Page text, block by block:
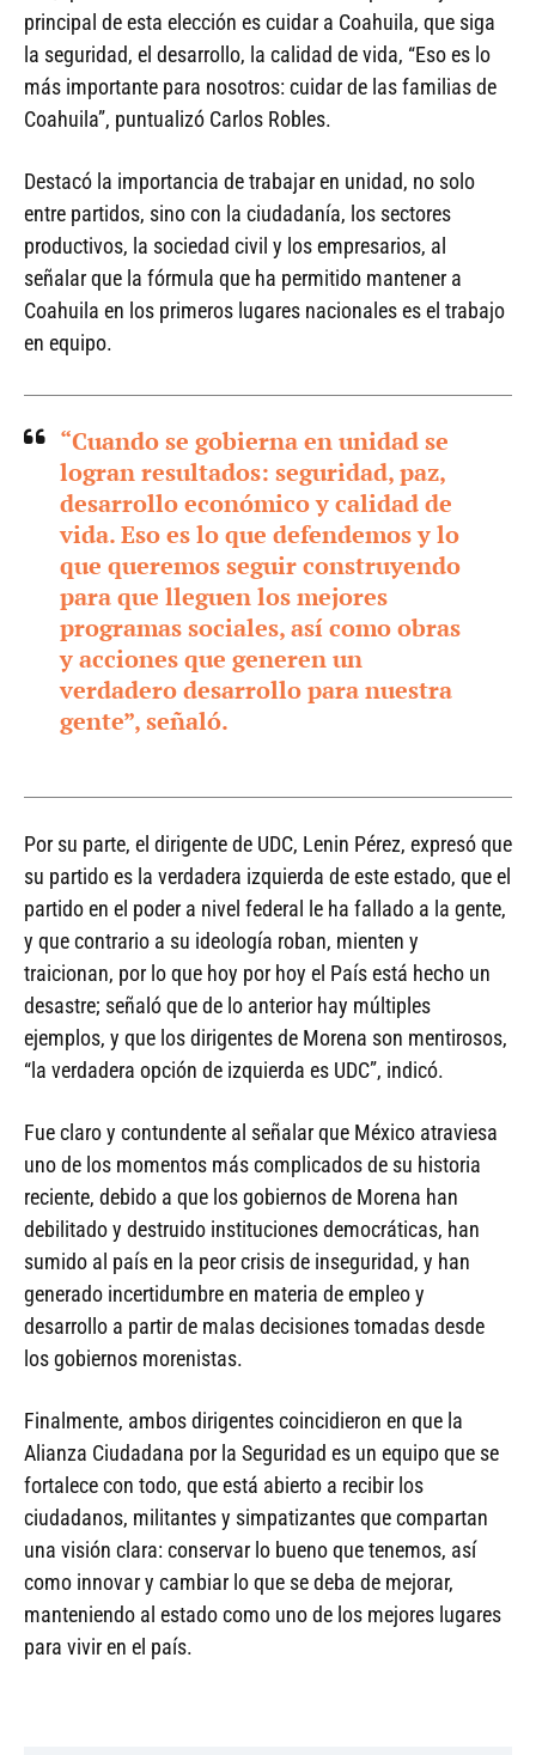
principal de esta elección es cuidar a Coahuila, que siga
la seguridad, el desarrollo, la calidad de vida, “Eso es lo
más importante para nosotros: cuidar de las familias de
Coahuila”, puntualizó Carlos Robles.
Destacó la importancia de trabajar en unidad, no solo
entre partidos, sino con la ciudadanía, los sectores
productivos, la sociedad civil y los empresarios, al
señalar que la fórmula que ha permitido mantener a
Coahuila en los primeros lugares nacionales es el trabajo
en equipo.
“Cuando se gobierna en unidad se
logran resultados: seguridad, paz,
desarrollo económico y calidad de
vida. Eso es lo que defendemos y lo
que queremos seguir construyendo
para que lleguen los mejores
programas sociales, así como obras
y acciones que generen un
verdadero desarrollo para nuestra
gente”, señaló.
Por su parte, el dirigente de UDC, Lenin Pérez, expresó que
su partido es la verdadera izquierda de este estado, que el
partido en el poder a nivel federal le ha fallado a la gente,
y que contrario a su ideología roban, mienten y
traicionan, por lo que hoy por hoy el País está hecho un
desastre; señaló que de lo anterior hay múltiples
ejemplos, y que los dirigentes de Morena son mentirosos,
“la verdadera opción de izquierda es UDC”, indicó.
Fue claro y contundente al señalar que México atraviesa
uno de los momentos más complicados de su historia
reciente, debido a que los gobiernos de Morena han
debilitado y destruido instituciones democráticas, han
sumido al país en la peor crisis de inseguridad, y han
generado incertidumbre en materia de empleo y
desarrollo a partir de malas decisiones tomadas desde
los gobiernos morenistas.
Finalmente, ambos dirigentes coincidieron en que la
Alianza Ciudadana por la Seguridad es un equipo que se
fortalece con todo, que está abierto a recibir los
ciudadanos, militantes y simpatizantes que compartan
una visión clara: conservar lo bueno que tenemos, así
como innovar y cambiar lo que se deba de mejorar,
manteniendo al estado como uno de los mejores lugares
para vivir en el país.